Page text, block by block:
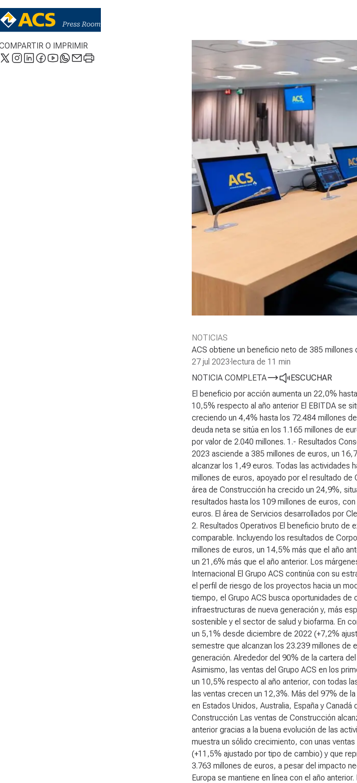
O IMPRIMIR
NOTICIAS
ACS obtiene un beneficio neto de 385
27 jul 2023· lectura de 11 min
NOTICIA COMPLETA
ESCUCHAR
El beneficio por acción aumenta un 22,0%
10,5% respecto al año anterior El EBITDA se
creciendo un 4,4% hasta los 72.484 millones
deuda neta se sitúa en los 1.165 millones de
por valor de 2.040 millones. 1.- Resultados
2023 asciende a 385 millones de euros, un
alcanzar los 1,49 euros. Todas las actividades
millones de euros, apoyado por el resultado
área de Construcción ha crecido un 24,9%,
resultados hasta los 109 millones de euros,
euros. El área de Servicios desarrollados por
2. Resultados Operativos El beneficio bruto de
comparable. Incluyendo los resultados de
millones de euros, un 14,5% más que el año
un 21,6% más que el año anterior. Los
Internacional El Grupo ACS continúa con su
el perfil de riesgo de los proyectos hacia un
tiempo, el Grupo ACS busca oportunidades
infraestructuras de nueva generación y, más
sostenible y el sector de salud y biofarma. En
un 5,1% desde diciembre de 2022 (+7,2%
semestre que alcanzan los 23.239 millones de
generación. Alrededor del 90% de la cartera
Asimismo, las ventas del Grupo ACS en los
un 10,5% respecto al año anterior, con todas
las ventas crecen un 12,3%. Más del 97% de
en Estados Unidos, Australia, España y
Construcción Las ventas de Construcción
anterior gracias a la buena evolución de las
muestra un sólido crecimiento, con unas
(+11,5% ajustado por tipo de cambio) y que
3.763 millones de euros, a pesar del impacto
Europa se mantiene en línea con el año